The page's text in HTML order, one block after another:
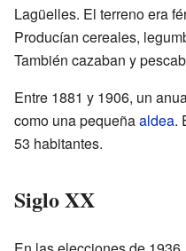
Lagüelles. El terreno era
Producían cereales,
También cazaban y
Entre 1881 y 1906, un
como una pequeñaaldea.
53 habitantes.
Siglo XX